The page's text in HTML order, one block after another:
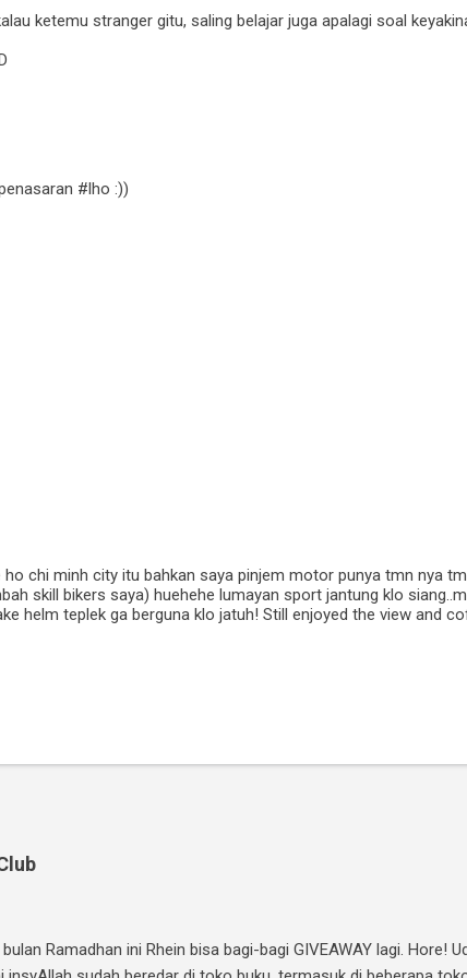
ketemu stranger gitu, saling belajar juga apalagi soal
#lho :))
chi minh city itu bahkan saya pinjem motor punya tmn nya
skill bikers saya) huehehe lumayan sport jantung klo
helm teplek ga berguna klo jatuh! Still enjoyed the view and
Ramadhan ini Rhein bisa bagi-bagi GIVEAWAY lagi. Hore!